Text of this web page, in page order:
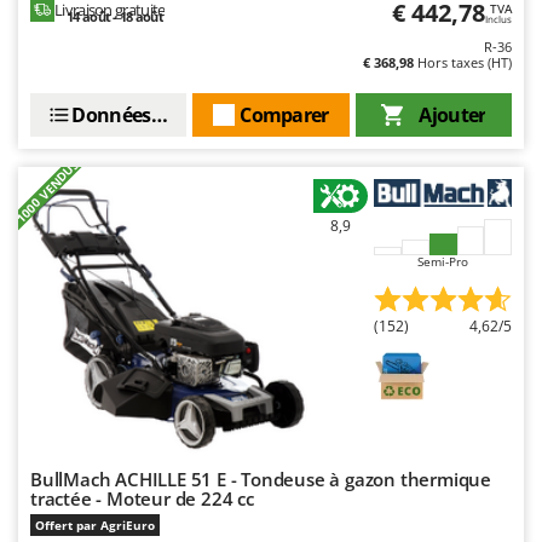
Oriental Koshin
Palazzetti
Partisani
Paterlini
Philips
Pramac
Prismafood
R.G.V.
Reber
Redback
Livraison gratuite
14 août - 18 août € 442,78 TVA
Inclus
R-36
€ 368,98 Hors taxes (HT)
Ajouter
Comparer
Données techniques
+1000 VENDUS 8,9
Semi-Pro
(152) 4,62/5
BullMach ACHILLE 51 E - Tondeuse à gazon thermique
tractée - Moteur de 224 cc
Offert par AgriEuro